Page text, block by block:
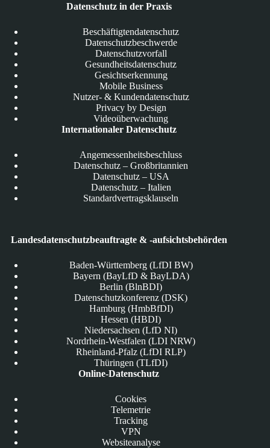
Datenschutz in der Praxis
Beschäftigtendatenschutz
Datenschutzbeschwerde
Datenschutzvorfall
Gesundheitsdatenschutz
Gesichtserkennung
Mobile Business
Nutzer- & Kundendatenschutz
Privacy by Design
Videoüberwachung
Internationaler Datenschutz
Angemessenheitsbeschluss
Datenschutz – Großbritannien
Datenschutz – USA
Datenschutz – Italien
Standardvertragsklauseln
Landesdatenschutzbeauftragte & -aufsichtsbehörden
Baden-Württemberg (LfDI BW)
Bayern (BayLfD & BayLDA)
Berlin (BlnBDI)
Datenschutzkonferenz (DSK)
Hamburg (HmbBfDI)
Hessen (HBDI)
Niedersachsen (LfD NI)
Nordrhein-Westfalen (LDI NRW)
Rheinland-Pfalz (LfDI RLP)
Thüringen (TLfDI)
Online-Datenschutz
Cookies
Telemetrie
Tracking
VPN
Websiteanalyse